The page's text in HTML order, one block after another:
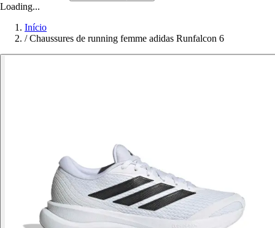
Loading...
Início
/ Chaussures de running femme adidas Runfalcon 6